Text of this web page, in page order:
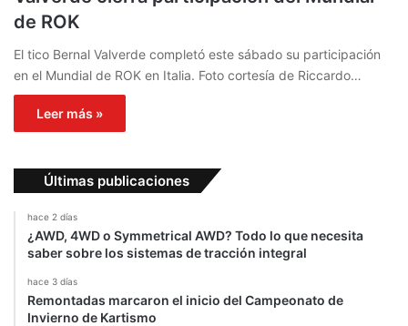
de ROK
El tico Bernal Valverde completó este sábado su participación
en el Mundial de ROK en Italia. Foto cortesía de Riccardo…
Leer más »
Últimas publicaciones
hace 2 días
¿AWD, 4WD o Symmetrical AWD? Todo lo que necesita
saber sobre los sistemas de tracción integral
hace 3 días
Remontadas marcaron el inicio del Campeonato de
Invierno de Kartismo